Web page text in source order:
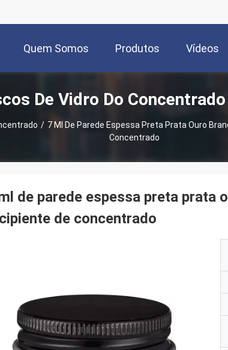
Quem Somos Produtos Vídeos
De Vidro Do
/ 7 Ml De Parede Espessa Preta Prata Ouro
Concentrado
de parede espessa preta prata
de concentrado